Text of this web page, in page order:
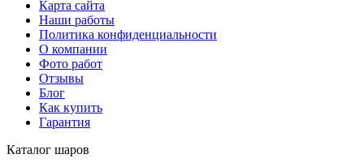
Карта сайта
Наши работы
Политика конфиденциальности
О компании
Фото работ
Отзывы
Блог
Как купить
Гарантия
Каталог шаров